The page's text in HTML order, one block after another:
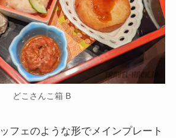
どこさんこ箱 B
フェのような形でメインプレート